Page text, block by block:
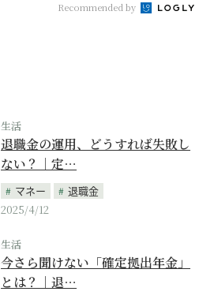
Recommended by
生活
退職金の運用、どうすれば失敗し
ない？｜定…
マネー
退職金
2025/4/12
生活
今さら聞けない「確定拠出年金」
とは？｜退…